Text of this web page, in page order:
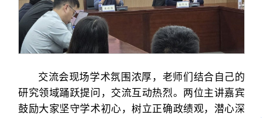
交流会现场学术氛围浓厚，老师们结合自己的
研究领域踊跃提问，交流互动热烈。两位主讲嘉宾
鼓励大家坚守学术初心，树立正确政绩观，潜心深